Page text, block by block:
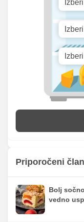
Priporočeni
Bolj
vedno